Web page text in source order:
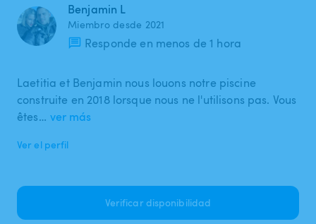
Benjamin L
Miembro desde 2021
Responde en menos de 1 hora
Laetitia et Benjamin nous louons notre piscine
construite en 2018 lorsque nous ne l'utilisons pas. Vous
êtes… ver más
Ver el perfil
Verificar disponibilidad